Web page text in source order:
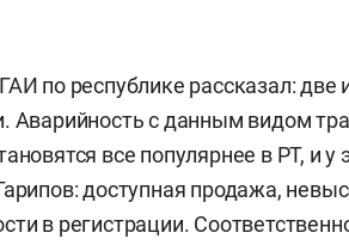
по республике рассказал:
Аварийность с данным видом
все популярнее в РТ, и у
доступная продажа,
в регистрации.